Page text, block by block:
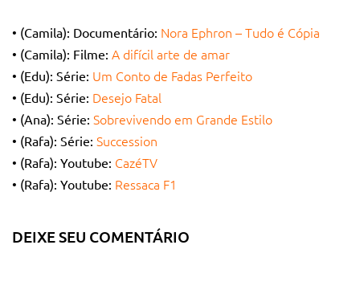
• (Camila): Documentário: Nora Ephron – Tudo é Cópia
• (Camila): Filme: A difícil arte de amar
• (Edu): Série: Um Conto de Fadas Perfeito
• (Edu): Série: Desejo Fatal
• (Ana): Série: Sobrevivendo em Grande Estilo
• (Rafa): Série: Succession
• (Rafa): Youtube: CazéTV
• (Rafa): Youtube: Ressaca F1
DEIXE SEU COMENTÁRIO